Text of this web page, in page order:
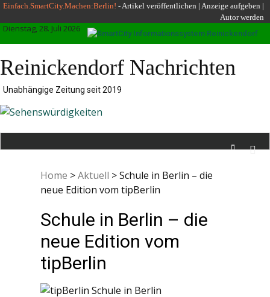
Skip
to
content
Einfach.SmartCity.Machen:Berlin! -Artikel veröffentlichen | Anzeige aufgeben |
Autor werden
Dienstag, 28. Juli 2026
Reinickendorf Nachrichten
Unabhängige Zeitung seit 2019
Home >Aktuell >Schule in Berlin – die
neue Edition vom tipBerlin
Schule in Berlin – die
neue Edition vom
tipBerlin